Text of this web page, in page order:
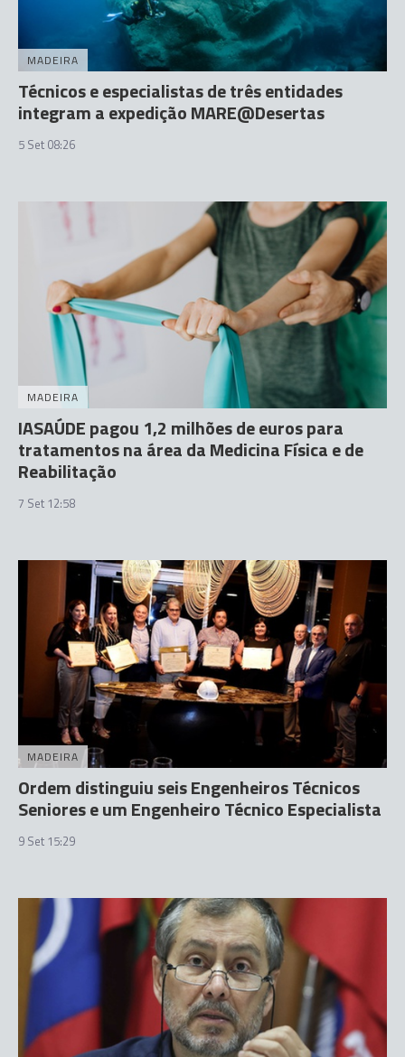
MADEIRA
Técnicos e especialistas de três entidades
integram a expedição MARE@Desertas
5 Set 08:26
MADEIRA
IASAÚDE pagou 1,2 milhões de euros para
tratamentos na área da Medicina Física e de
Reabilitação
7 Set 12:58
MADEIRA
Ordem distinguiu seis Engenheiros Técnicos
Seniores e um Engenheiro Técnico Especialista
9 Set 15:29